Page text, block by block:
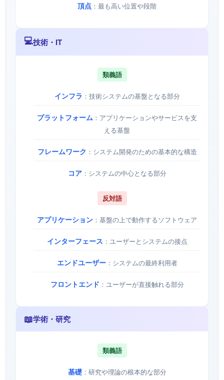
頂点 ：最も高い位置や段階
💻技術・IT
類義語
インフラ ：技術システムの基盤となる部分
プラットフォーム ：アプリケーションやサービスを支
える基盤
フレームワーク ：システム開発のための基本的な構造
コア：システムの中心となる部分
反対語
アプリケーション ：基盤の上で動作するソフトウェア
インターフェース ：ユーザーとシステムの接点
エンドユーザー：システムの最終利用者
フロントエンド ：ユーザーが直接触れる部分
📖学術・研究
類義語
基礎：研究や理論の根本的な部分